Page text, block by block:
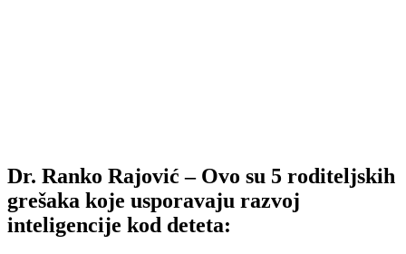
Dr. Ranko Rajović – Ovo su 5 roditeljskih
grešaka koje usporavaju razvoj
inteligencije kod deteta: